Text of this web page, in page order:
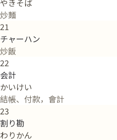
やきそば
炒麵
21
チャーハン
炒飯
22
会計
かいけい
結帳、付款，會計
23
割り勘
わりかん